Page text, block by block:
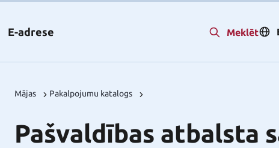
E-adrese Meklēt
Mājas Pakalpojumu katalogs
Pašvaldības atbalsta